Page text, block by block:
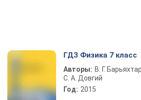
ГДЗ Физика 7 класс
Авторы: В. Г.
С. А. Довгий
Год: 2015